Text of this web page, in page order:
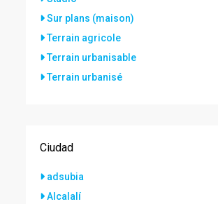
Sur plans (maison)
Terrain agricole
Terrain urbanisable
Terrain urbanisé
Ciudad
adsubia
Alcalalí